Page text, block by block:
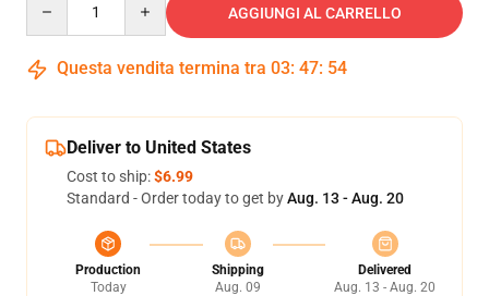
AGGIUNGI AL CARRELLO
Questa vendita termina tra 03: 47: 53
Deliver to United States
Cost to ship:$6.99
Standard - Order today to get byAug. 13 - Aug. 20
Production
Today
Shipping
Aug. 09
Delivered
Aug. 13 - Aug. 20